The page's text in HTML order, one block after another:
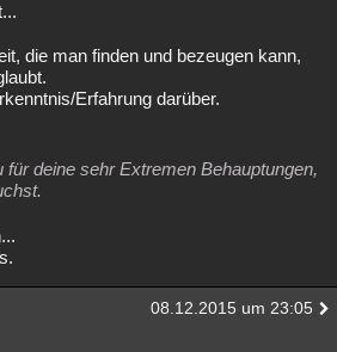
die man finden und bezeugen kann,
Erfahrung darüber.
für deine sehr Extremen Behauptungen,
08.12.2015 um 23:05